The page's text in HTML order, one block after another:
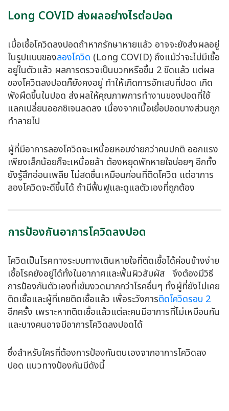
Long COVID ส่งผลอย่างไรต่อปอด
เมื่อเชื้อโควิดลงปอดถ้าหากรักษาหายแล้ว อาจจะยังส่งผลอยู่
ในรูปแบบของลองโควิด (Long COVID) ถึงแม้ว่าจะไม่มีเชื้อ
อยู่ในตัวแล้ว ผลการตรวจเป็นบวกหรือขึ้น 2 ขีดแล้ว แต่ผล
ของโควิดลงปอดก็ยังคงอยู่ ทำให้เกิดการอักเสบที่ปอด เกิด
พังผืดขึ้นในปอด ส่งผลให้คุณภาพการทำงานของปอดที่ใช้
แลกเปลี่ยนออกซิเจนลดลง เนื่องจากเนื้อเยื่อปอดบางส่วนถูก
ทำลายไป
ผู้ที่มีอาการลองโควิดจะเหนื่อยหอบง่ายกว่าคนปกติ ออกแรง
เพียงเล็กน้อยก็จะเหนื่อยล้า ต้องหยุดพักหายใจบ่อยๆ อีกทั้ง
ยังรู้สึกอ่อนเพลีย ไม่สดชื่นเหมือนก่อนที่ติดโควิด แต่อาการ
ลองโควิดจะดีขึ้นได้ ถ้ามีฟื้นฟูและดูแลตัวเองที่ถูกต้อง
การป้องกันอาการโควิดลงปอด
โควิดเป็นโรคทางระบบทางเดินหายใจที่ติดเชื้อได้ค่อนข้างง่าย
เชื้อโรคยังอยู่ได้ทั้งในอากาศและพื้นผิวสัมผัส จึงต้องมีวิธี
การป้องกันตัวเองที่เข้มงวดมากกว่าโรคอื่นๆ ทั้งผู้ที่ยังไม่เคย
ติดเชื้อและผู้ที่เคยติดเชื้อแล้ว เพื่อระวังการติดโควิดรอบ 2
อีกครั้ง เพราะหากติดเชื้อแล้วแต่ละคนมีอาการที่ไม่เหมือนกัน
และบางคนอาจมีอาการโควิดลงปอดได้
ซึ่งสำหรับใครที่ต้องการป้องกันตนเองจากอาการโควิดลง
ปอด แนวทางป้องกันมีดังนี้